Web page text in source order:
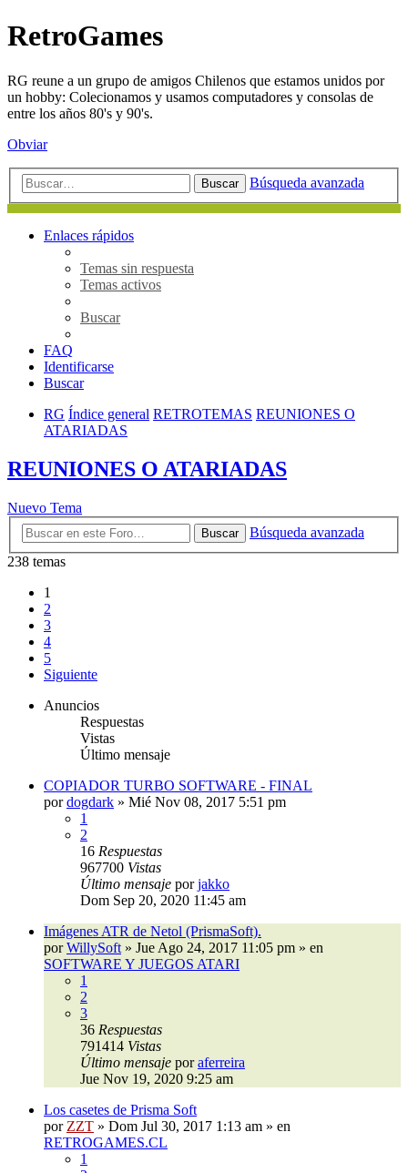
RetroGames
RG reune a un grupo de amigos Chilenos que estamos unidos por
un hobby: Colecionamos y usamos computadores y consolas de
entre los años 80's y 90's.
Obviar
Buscar Búsqueda avanzada
Enlaces rápidos
Temas sin respuesta
Temas activos
Buscar
FAQ
Identificarse
Buscar
RG Índice general RETROTEMAS REUNIONES O
ATARIADAS
REUNIONES O ATARIADAS
Nuevo Tema
Buscar
Búsqueda avanzada
238 temas
1
2
3
4
5
Siguiente
Anuncios
Respuestas
Vistas
Último mensaje
COPIADOR TURBO SOFTWARE - FINAL
pordogdark » Mié Nov 08, 2017 5:51 pm
1
2
16 Respuestas
967700 Vistas
Último mensaje porjakko
Dom Sep 20, 2020 11:45 am
Imágenes ATR de Netol (PrismaSoft).
porWillySoft » Jue Ago 24, 2017 11:05 pm » en
SOFTWARE Y JUEGOS ATARI
1
2
3
36 Respuestas
791414 Vistas
Último mensaje poraferreira
Jue Nov 19, 2020 9:25 am
Los casetes de Prisma Soft
por ZZT » Dom Jul 30, 2017 1:13 am » en
RETROGAMES.CL
1